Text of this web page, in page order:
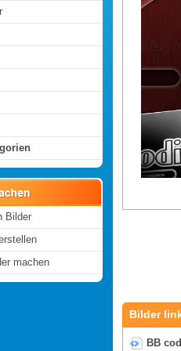
Bilder
machen
Bilder
BB